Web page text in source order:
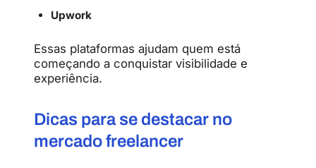
Upwork
Essas plataformas ajudam quem está
começando a conquistar visibilidade e
experiência.
Dicas para se destacar no
mercado freelancer